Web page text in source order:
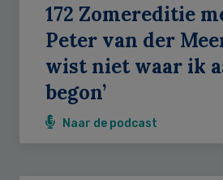
172 Zomereditie
Peter van der
wist niet waar ik
begon’
Naar de podcast